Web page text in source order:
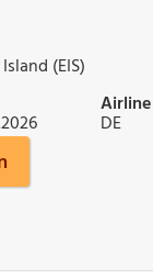
(EIS)
Airline
DE